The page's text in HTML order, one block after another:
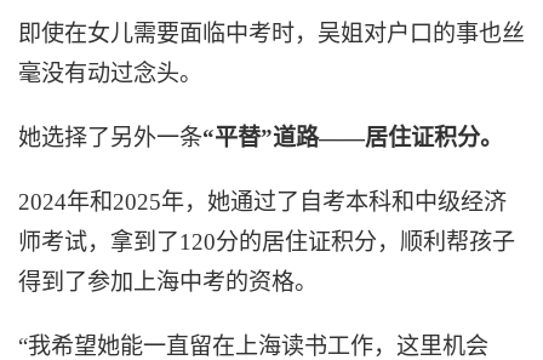
即使在女儿需要面临中考时，吴姐对户口的事也丝
毫没有动过念头。
她选择了另外一条“平替”道路——居住证积分。
2024年和2025年，她通过了自考本科和中级经济
师考试，拿到了120分的居住证积分，顺利帮孩子
得到了参加上海中考的资格。
“我希望她能一直留在上海读书工作，这里机会